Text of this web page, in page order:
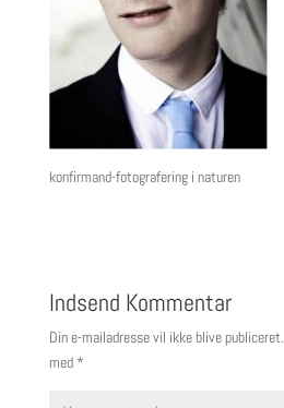
konfirmand-fotografering i naturen
Indsend Kommentar
Din e-mailadresse vil ikke blive publiceret.
med *